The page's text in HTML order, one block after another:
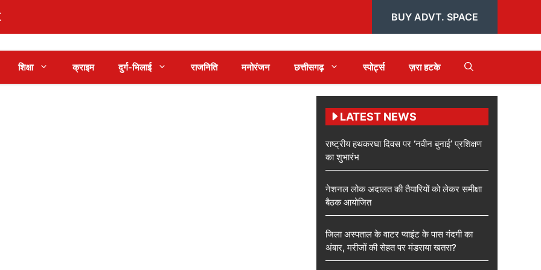
BUY ADVT. SPACE
शिक्षा क्राइम दुर्ग-भिलाई राजनिति मनोरंजन छत्तीसगढ़ स्पोर्ट्स ज़रा हटके
LATEST NEWS
राष्ट्रीय हथकरघा दिवस पर ‘नवीन बुनाई’ प्रशिक्षण
का शुभारंभ
नेशनल लोक अदालत की तैयारियों को लेकर समीक्षा
बैठक आयोजित
जिला अस्पताल के वाटर प्वाइंट के पास गंदगी का
अंबार, मरीजों की सेहत पर मंडराया खतरा?